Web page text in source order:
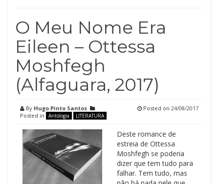
O Meu Nome Era
Eileen – Ottessa
Moshfegh
(Alfaguara, 2017)
By Hugo Pinto Santos
Posted in
Antologia LITERATURA
Posted on 24/08/2017
Deste romance de
estreia de Ottessa
Moshfegh se poderia
dizer que tem tudo para
falhar. Tem tudo, mas